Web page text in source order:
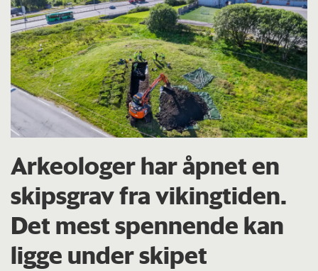
Arkeologer har åpnet en
skipsgrav fra vikingtiden.
Det mest spennende kan
ligge under skipet